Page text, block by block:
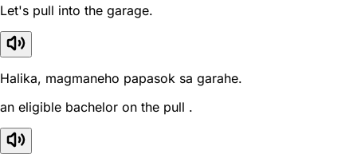
Let's pull into the garage.
Halika, magmaneho papasok sa garahe.
an eligible bachelor on the pull .